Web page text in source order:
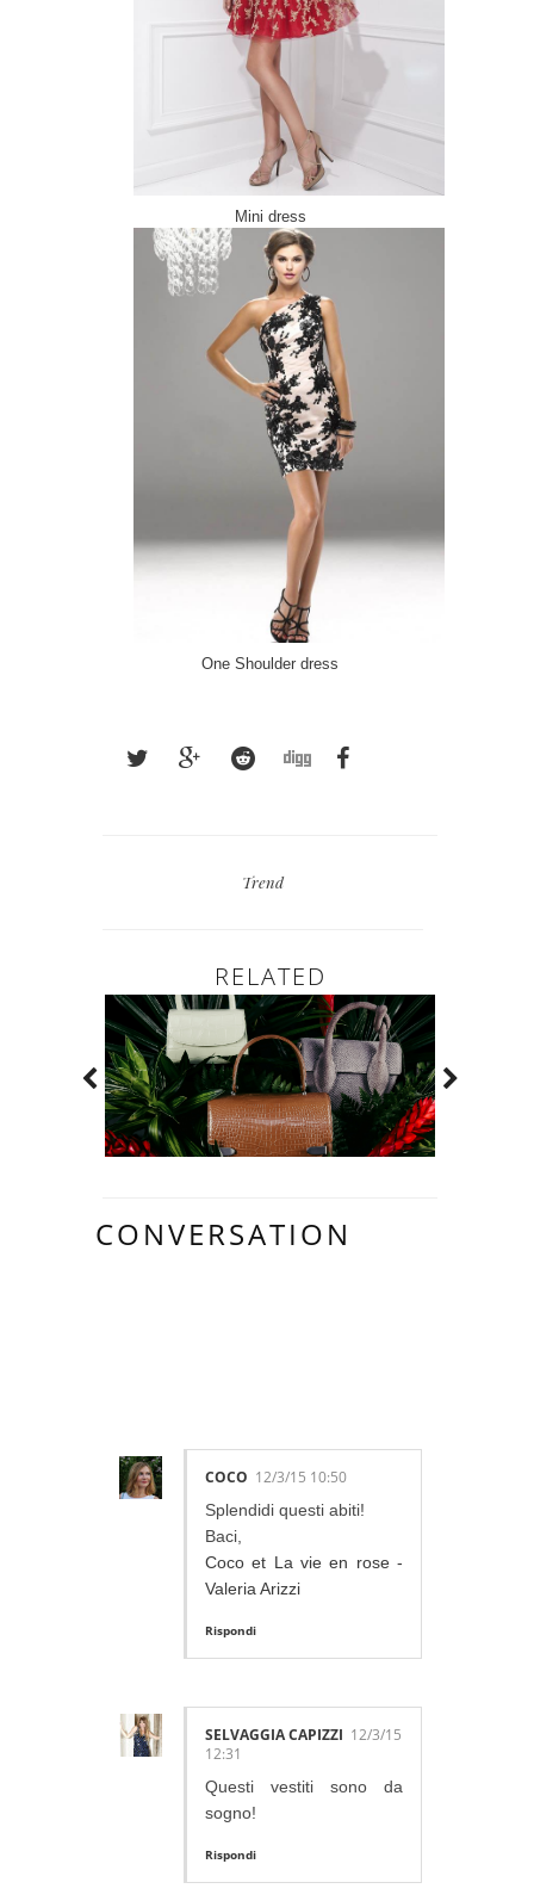
Mini dress
One Shoulder dress
Trend
RELATED
CONVERSATION
COCO 12/3/15 10:50
Splendidi questi abiti!
Baci,
Coco et La vie en rose -
Valeria Arizzi
Rispondi
SELVAGGIA CAPIZZI 12/3/15
12:31
Questi vestiti sono da
sogno!
Rispondi